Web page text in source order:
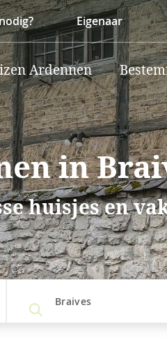
Eigenaar
Ardennen
in
huisjes en
Braives